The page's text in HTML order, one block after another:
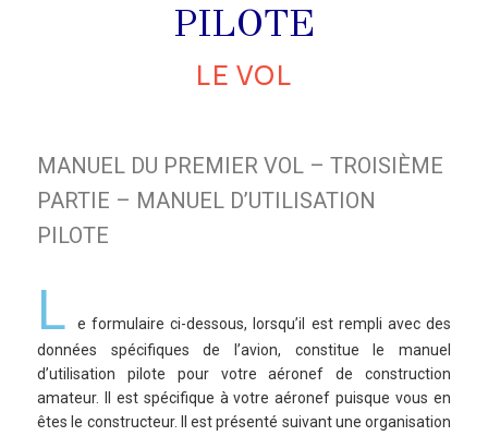
PILOTE
LE VOL
MANUEL DU PREMIER VOL – TROISIÈME
PARTIE – MANUEL D’UTILISATION
PILOTE
L
e formulaire ci-dessous, lorsqu’il est rempli avec des
données spécifiques de l’avion, constitue le manuel
d’utilisation pilote pour votre aéronef de construction
amateur. Il est spécifique à votre aéronef puisque vous en
êtes le constructeur. Il est présenté suivant une organisation